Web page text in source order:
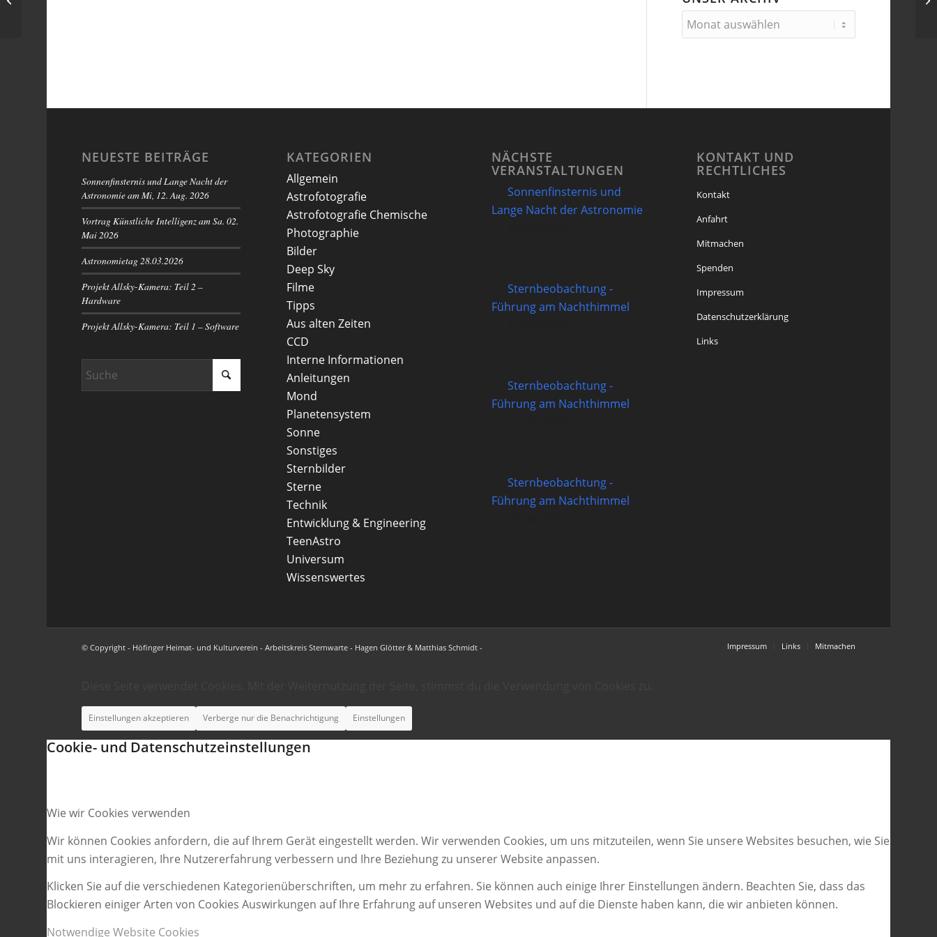
NEUESTE BEITRÄGE
Sonnenfinsternis und Lange Nacht der
Astronomie am Mi, 12. Aug. 2026
Vortrag Künstliche Intelligenz am Sa. 02.
Mai 2026
Astronomietag 28.03.2026
Projekt Allsky-Kamera: Teil 2 –
Hardware
Projekt Allsky-Kamera: Teil 1 – Software
KATEGORIEN
Allgemein
Astrofotografie
Astrofotografie Chemische
Photographie
Bilder
Deep Sky
Filme
Tipps
Aus alten Zeiten
CCD
Interne Informationen
Anleitungen
Mond
Planetensystem
Sonne
Sonstiges
Sternbilder
Sterne
Technik
Entwicklung & Engineering
TeenAstro
Universum
Wissenswertes
NÄCHSTE
VERANSTALTUNGEN
Sonnenfinsternis und
Lange Nacht der Astronomie
Sternbeobachtung -
Führung am Nachthimmel
Sternbeobachtung -
Führung am Nachthimmel
Sternbeobachtung -
Führung am Nachthimmel
KONTAKT UND
RECHTLICHES
Kontakt
Anfahrt
Mitmachen
Spenden
Impressum
Datenschutzerklärung
Links
© Copyright - Höfinger Heimat- und Kulturverein - Arbeitskreis Sternwarte - Hagen Glötter & Matthias Schmidt - Impressum Links Mitmachen
Einstellungen akzeptieren Verberge nur die Benachrichtigung Einstellungen
Cookie- und Datenschutzeinstellungen
Wie wir Cookies verwenden
Wir können Cookies anfordern, die auf Ihrem Gerät eingestellt werden. Wir verwenden Cookies, um uns mitzuteilen, wenn Sie unsere Websites besuchen, wie Sie
mit uns interagieren, Ihre Nutzererfahrung verbessern und Ihre Beziehung zu unserer Website anpassen.
Klicken Sie auf die verschiedenen Kategorienüberschriften, um mehr zu erfahren. Sie können auch einige Ihrer Einstellungen ändern. Beachten Sie, dass das
Blockieren einiger Arten von Cookies Auswirkungen auf Ihre Erfahrung auf unseren Websites und auf die Dienste haben kann, die wir anbieten können.
Notwendige Website Cookies